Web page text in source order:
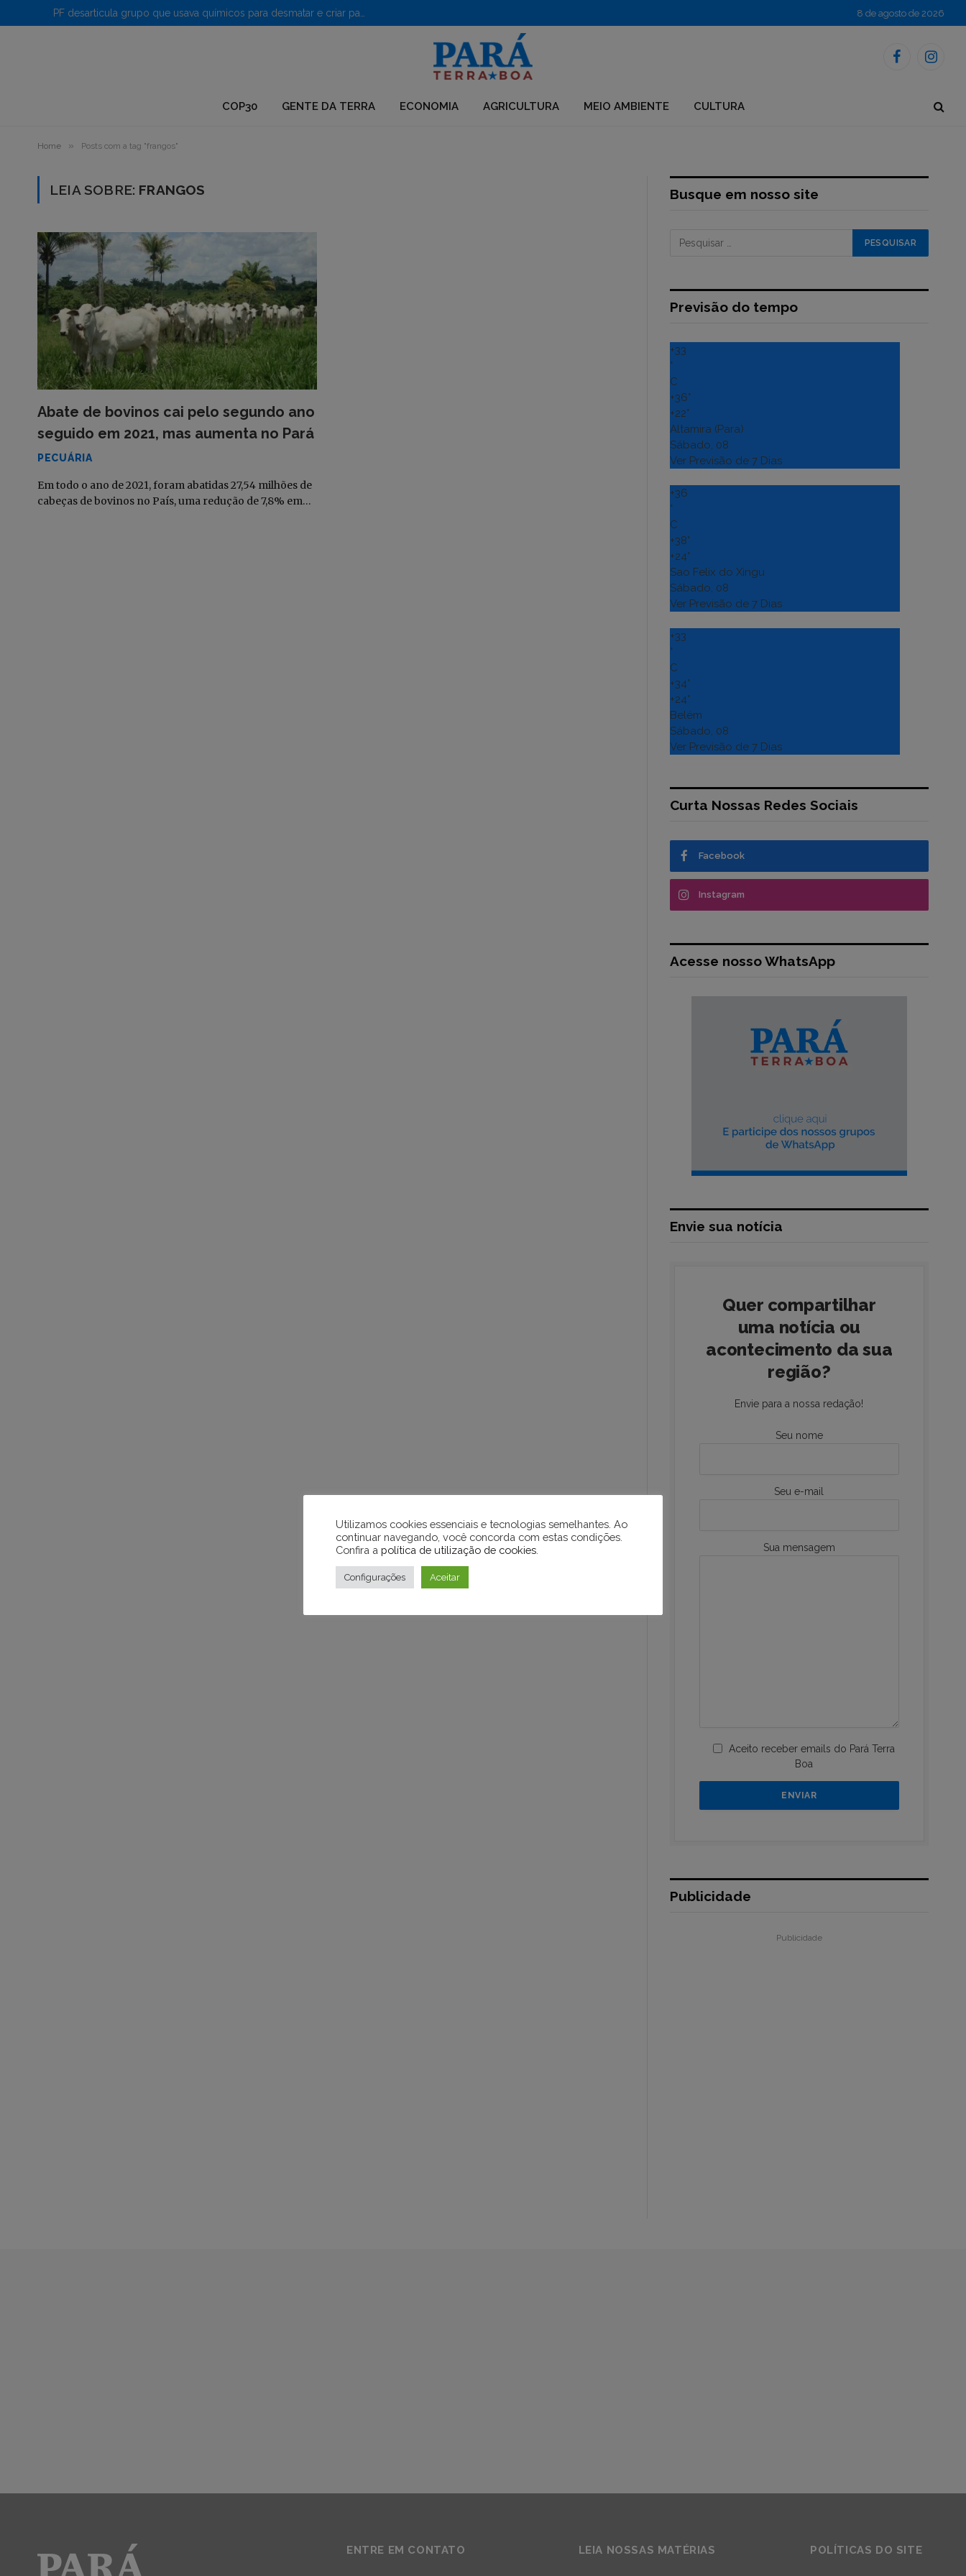
8 de agosto de 2026
Facebook
COP30 GENTE DA TERRA ECONOMIA AGRICULTURA MEIO AMBIENTE CULTURA
Home » Posts com a tag "frangos"
LEIA SOBRE: FRANGOS
Abate de bovinos cai pelo segundo ano
seguido em 2021, mas aumenta no Pará
PECUÁRIA
Em todo o ano de 2021, foram abatidas 27,54 milhões de
cabeças de bovinos no País, uma redução de 7,8% em…
Busque em nosso site
Previsão do tempo
+33
°
C
+36°
+22°
Altamira (Para)
Sábado, 08
Ver Previsão de 7 Dias
+36
°
C
+38°
+24°
Sao Felix do Xingu
Sábado, 08
Ver Previsão de 7 Dias
+33
°
C
+34°
+24°
Belém
Sábado, 08
Ver Previsão de 7 Dias
Curta Nossas Redes Sociais
Facebook
Instagram
Acesse nosso WhatsApp
Envie sua notícia
Quer compartilhar
uma notícia ou
acontecimento da sua
região?
Envie para a nossa redação!
Seu nome
Seu e-mail
Sua mensagem
Aceito receber emails do Pará Terra
Boa
Publicidade
Publicidade
ENTRE EM CONTATO LEIA NOSSAS MATÉRIAS POLÍTICAS DO SITE
Utilizamos cookies essenciais e tecnologias semelhantes. Ao
continuar navegando, você concorda com estas condições.
Confira a política de utilização de cookies
Configurações Aceitar